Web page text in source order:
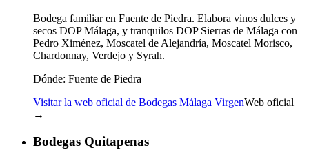
Bodega familiar en Fuente de Piedra. Elabora vinos dulces y
secos DOP Málaga, y tranquilos DOP Sierras de Málaga con
Pedro Ximénez, Moscatel de Alejandría, Moscatel Morisco,
Chardonnay, Verdejo y Syrah.
Dónde: Fuente de Piedra
Visitar la web oficial de Bodegas Málaga VirgenWeb oficial
→
Bodegas Quitapenas